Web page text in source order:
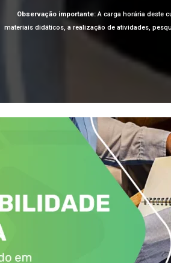
Observação importante:A carga horária deste
materiais didáticos, a realização de atividades,